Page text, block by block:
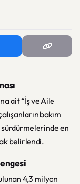
ait “İş ve Aile
bakım
en
belirlendi.
4,3 milyon